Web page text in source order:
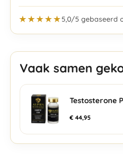
★★★★★5,0/5 gebaseerd
Vaak samen
Testosterone
€ 44,95